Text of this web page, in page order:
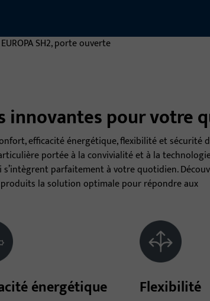
innovantes pour votre
efficacité énergétique, flexibilité et sécurité
portée à la convivialité et à la
parfaitement à votre quotidien.
la solution optimale pour répondre aux
énergétique Flexibilité